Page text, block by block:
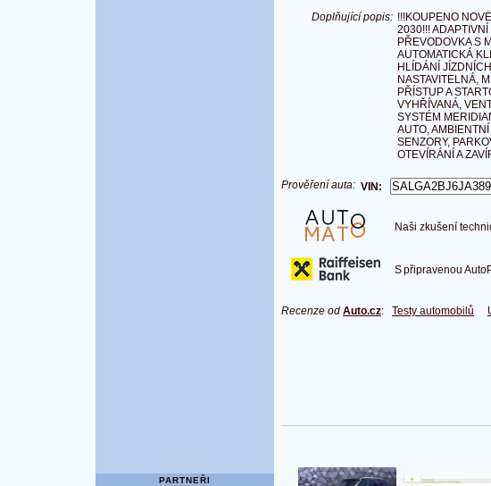
PARTNEŘI
Doplňující popis: !!!KOUPENO
2030!!!
PŘEVODOVKA S
AUTOMATICKÁ
HLÍDÁNÍ
NASTAVITELNÁ,
PŘÍSTUP A
VYHŘÍVANÁ,
SYSTÉM
AUTO,
SENZORY,
OTEVÍRÁNÍ A
Prověření auta: VIN:
Naši zkušení
S připravenou
Recenze od Auto.cz: Testy automobilů